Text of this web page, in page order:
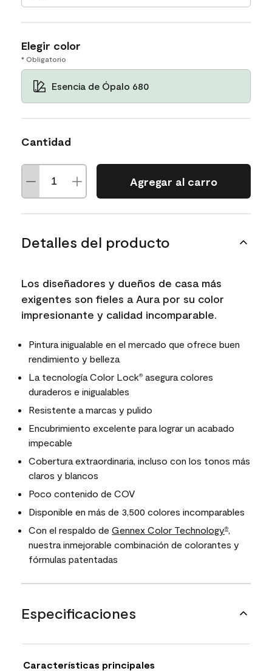
Elegir color
* Obligatorio
Esencia de Ópalo 680
Cantidad
Agregar al carro
Detalles del producto
Los diseñadores y dueños de casa más
exigentes son fieles a Aura por su color
impresionante y calidad incomparable.
Pintura inigualable en el mercado que ofrece buen
rendimiento y belleza
La tecnología Color Lock® asegura colores
duraderos e inigualables
Resistente a marcas y pulido
Encubrimiento excelente para lograr un acabado
impecable
Cobertura extraordinaria, incluso con los tonos más
claros y blancos
Poco contenido de COV
Disponible en más de 3,500 colores incomparables
Con el respaldo de Gennex Color Technology®,
nuestra inmejorable combinación de colorantes y
fórmulas patentadas
Especificaciones
Características principales